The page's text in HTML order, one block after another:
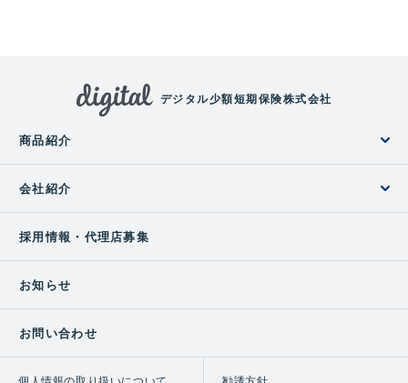
デジタル少額短期保険株式会社
商品紹介
会社紹介
採用情報・代理店募集
お知らせ
お問い合わせ